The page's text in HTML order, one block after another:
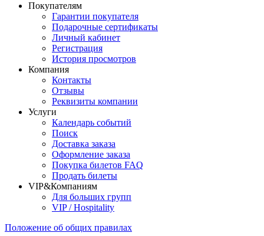
Покупателям
Гарантии покупателя
Подарочные сертификаты
Личный кабинет
Регистрация
История просмотров
Компания
Контакты
Отзывы
Реквизиты компании
Услуги
Календарь событий
Поиск
Доставка заказа
Оформление заказа
Покупка билетов FAQ
Продать билеты
VIP&Компаниям
Для больших групп
VIP / Hospitality
Положение об общих правилах